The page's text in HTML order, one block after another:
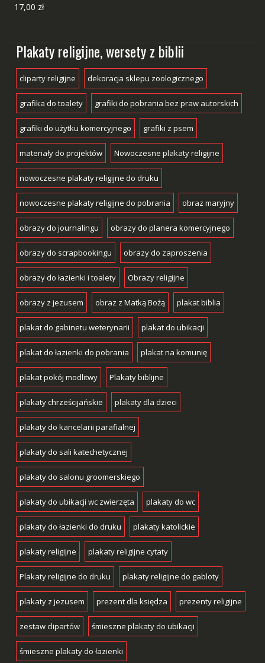
17,00 zł
Plakaty religijne, wersety z biblii
cliparty religijne dekoracja sklepu zoologicznego
grafika do toalety grafiki do pobrania bez praw autorskich
grafiki do użytku komercyjnego grafiki z psem
materiały do projektów Nowoczesne plakaty religijne
nowoczesne plakaty religijne do druku
nowoczesne plakaty religijne do pobrania obraz maryjny
obrazy do journalingu obrazy do planera komercyjnego
obrazy do scrapbookingu obrazy do zaproszenia
obrazy do łazienki i toalety Obrazy religijne
obrazy z jezusem obraz z Matką Bożą plakat biblia
plakat do gabinetu weterynarii plakat do ubikacji
plakat do łazienki do pobrania plakat na komunię
plakat pokój modlitwy Plakaty biblijne
plakaty chrześcijańskie plakaty dla dzieci
plakaty do kancelarii parafialnej
plakaty do sali katechetycznej
plakaty do salonu groomerskiego
plakaty do ubikacji wc zwierzęta plakaty do wc
plakaty do łazienki do druku plakaty katolickie
plakaty religijne plakaty religijne cytaty
Plakaty religijne do druku plakaty religijne do gabloty
plakaty z jezusem prezent dla księdza prezenty religijne
zestaw clipartów śmieszne plakaty do ubikacji
śmieszne plakaty do łazienki